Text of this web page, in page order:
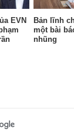
EVN
Bản lĩnh
một bài
nhũng